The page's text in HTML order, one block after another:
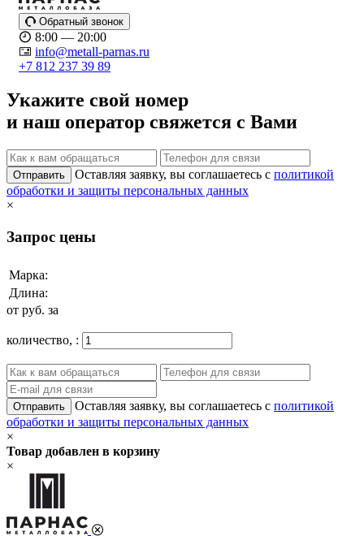
Обратный звонок
8:00 — 20:00
info@metall-parnas.ru
+7 812 237 39 89
Укажите свой номер
и наш оператор свяжется с Вами
Отправить Оставляя заявку, вы соглашаетесь с политикой
обработки и защиты персональных данных
×
Запрос цены
Марка:
Длина:
от руб. за
количество, :
Отправить Оставляя заявку, вы соглашаетесь с политикой
обработки и защиты персональных данных
×
Товар добавлен в корзину
×